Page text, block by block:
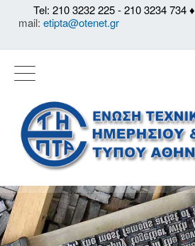
Tel: 210 3232 225 - 210 3234 734 ♦
mail: etipta@otenet.gr